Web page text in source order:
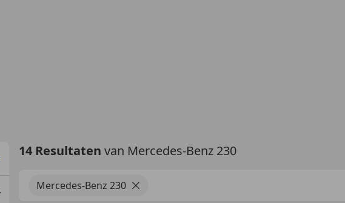
14 Resultaten van Mercedes-Benz 230
Mercedes-Benz 230